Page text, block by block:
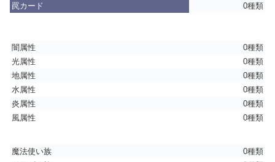
罠カード 0種類
闇属性
0種類
光属性
0種類
地属性
0種類
水属性
0種類
炎属性
0種類
風属性
0種類
魔法使い族
0種類